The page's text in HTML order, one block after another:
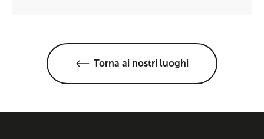
Torna ai nostri luoghi